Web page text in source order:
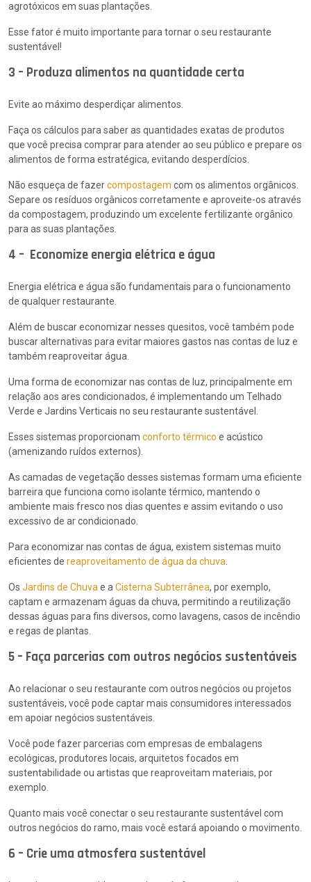
agrotóxicos em suas plantações.
Esse fator é muito importante para tornar o seu restaurante
sustentável!
3 – Produza alimentos na quantidade certa
Evite ao máximo desperdiçar alimentos.
Faça os cálculos para saber as quantidades exatas de produtos
que você precisa comprar para atender ao seu público e prepare os
alimentos de forma estratégica, evitando desperdícios.
Não esqueça de fazercompostagem com os alimentos orgânicos.
Separe os resíduos orgânicos corretamente e aproveite-os através
da compostagem, produzindo um excelente fertilizante orgânico
para as suas plantações.
4 – Economize energia elétrica e água
Energia elétrica e água são fundamentais para o funcionamento
de qualquer restaurante.
Além de buscar economizar nesses quesitos, você também pode
buscar alternativas para evitar maiores gastos nas contas de luz e
também reaproveitar água.
Uma forma de economizar nas contas de luz, principalmente em
relação aos ares condicionados, é implementando um Telhado
Verde e Jardins Verticais no seu restaurante sustentável.
Esses sistemas proporcionam conforto térmico e acústico
(amenizando ruídos externos).
As camadas de vegetação desses sistemas formam uma eficiente
barreira que funciona como isolante térmico, mantendo o
ambiente mais fresco nos dias quentes e assim evitando o uso
excessivo de ar condicionado.
Para economizar nas contas de água, existem sistemas muito
eficientes de reaproveitamento de água da chuva.
Os Jardins de Chuvae aCisterna Subterrânea, por exemplo,
captam e armazenam águas da chuva, permitindo a reutilização
dessas águas para fins diversos, como lavagens, casos de incêndio
e regas de plantas.
5 – Faça parcerias com outros negócios sustentáveis
Ao relacionar o seu restaurante com outros negócios ou projetos
sustentáveis, você pode captar mais consumidores interessados
em apoiar negócios sustentáveis.
Você pode fazer parcerias com empresas de embalagens
ecológicas, produtores locais, arquitetos focados em
sustentabilidade ou artistas que reaproveitam materiais, por
exemplo.
Quanto mais você conectar o seu restaurante sustentável com
outros negócios do ramo, mais você estará apoiando o movimento.
6 – Crie uma atmosfera sustentável